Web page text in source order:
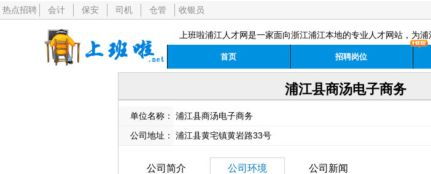
热点招聘 会计 保安 司机 仓管 收银员
上班啦浦江人才网是一家面向浙江浦江本地的专业人才网站，为
首页 招聘岗位
浦江县商汤电子商务
单位名称：
浦江县商汤电子商务
公司地址：
浦江县黄宅镇黄岩路33号
公司简介 公司环境 公司新闻